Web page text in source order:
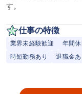
す。
仕事の特徴
業界未経験歓迎 年間
時短勤務あり
退職金あ